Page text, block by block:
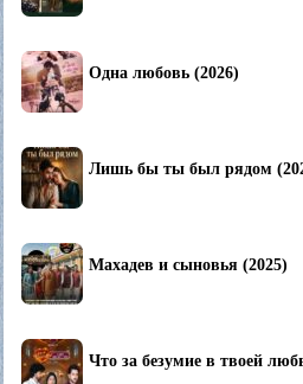
Одна любовь (2026)
Лишь бы ты был рядом
Махадев и сыновья (2025)
Что за безумие в твоей